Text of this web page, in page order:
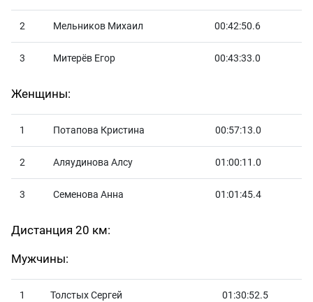
2 Мельников Михаил 00:42:50.6
3 Митерёв Егор 00:43:33.0
Женщины:
1 Потапова Кристина 00:57:13.0
2 Аляудинова Алсу 01:00:11.0
3 Семенова Анна 01:01:45.4
Дистанция 20 км:
Мужчины:
1 Толстых Сергей 01:30:52.5